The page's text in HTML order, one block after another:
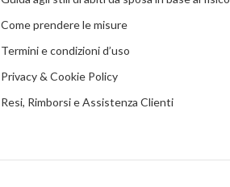
Come prendere le misure
Termini e condizioni d’uso
Privacy & Cookie Policy
Resi, Rimborsi e Assistenza Clienti